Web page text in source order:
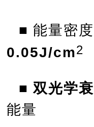
■ 能量密
0.05J/cm2
■ 双光学
能量